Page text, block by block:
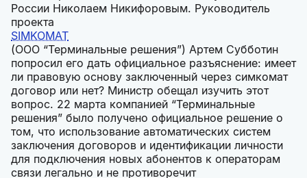
России Николаем Никифоровым. Руководитель
проекта
SIMKOMAT
(ООО “Терминальные решения”) Артем Субботин
попросил его дать официальное разъяснение: имеет
ли правовую основу заключенный через симкомат
договор или нет? Министр обещал изучить этот
вопрос. 22 марта компанией “Терминальные
решения” было получено официальное решение о
том, что использование автоматических систем
заключения договоров и идентификации личности
для подключения новых абонентов к операторам
связи легально и не противоречит